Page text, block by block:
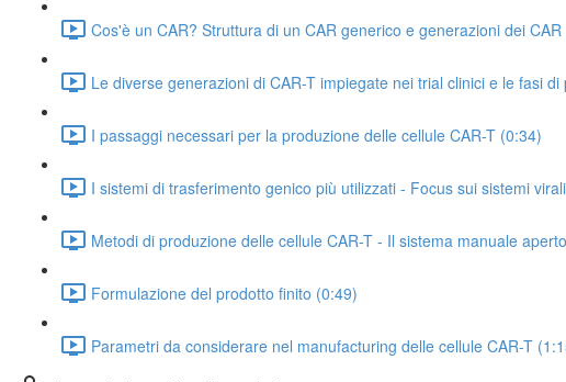
Cos'è un CAR? Struttura di un CAR generico e generazioni dei CAR
Le diverse generazioni di CAR-T impiegate nei trial clinici e le fasi
I passaggi necessari per la produzione delle cellule CAR-T (0:34)
I sistemi di trasferimento genico più utilizzati - Focus sui sistemi
Metodi di produzione delle cellule CAR-T - Il sistema manuale
Formulazione del prodotto finito (0:49)
Parametri da considerare nel manufacturing delle cellule CAR-T